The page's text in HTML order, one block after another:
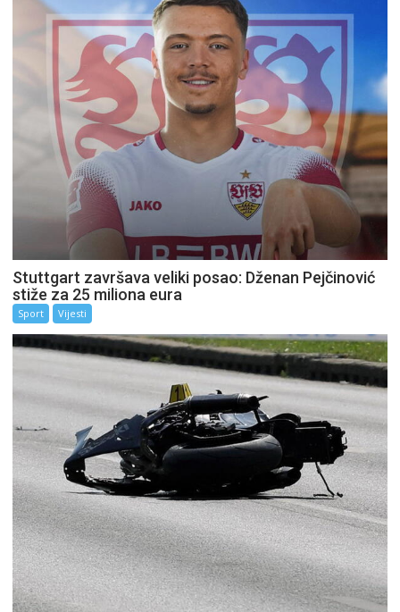
Stuttgart završava veliki posao: Dženan Pejčinović
stiže za 25 miliona eura
Sport Vijesti